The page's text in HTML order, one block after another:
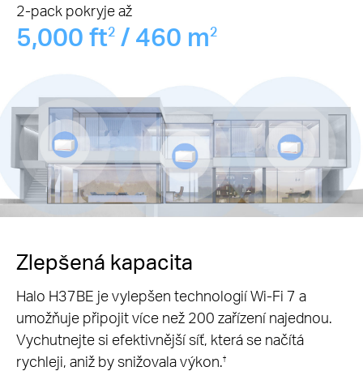
2-pack pokryje až
5,000 ft2 / 460 m2
Zlepšená kapacita
Halo H37BE je vylepšen technologií Wi-Fi 7 a
umožňuje připojit více než 200 zařízení najednou.
Vychutnejte si efektivnější síť, která se načítá
rychleji, aniž by snižovala výkon.†